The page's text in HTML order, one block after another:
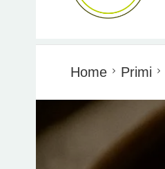
Home Primi